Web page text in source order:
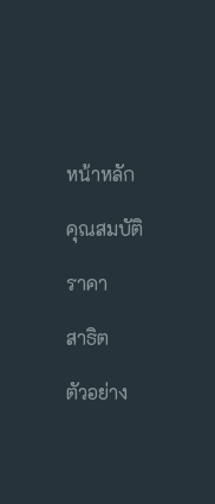
หน้าหลัก
คุณสมบัติ
ราคา
สาธิต
ตัวอย่าง